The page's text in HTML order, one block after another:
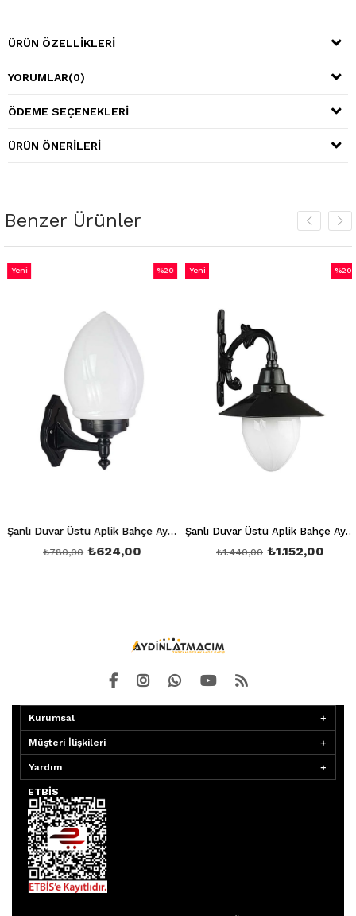
ÜRÜN ÖZELLIKLERI
YORUMLAR(0)
ÖDEME SEÇENEKLERI
ÜRÜN ÖNERILERI
Benzer Ürünler
Şanlı Duvar Üstü Aplik Bahçe Aydınlatma Armatürü Şa 858
₺624,00
₺780,00
%20
Yeni
Şanlı Duvar Üstü Aplik Bahçe Aydınlatma Armatürü Şa 859
₺1.152,00
₺1.440,00
%20
Yeni
Kurumsal
Müşteri İlişkileri
Yardım
ETBİS